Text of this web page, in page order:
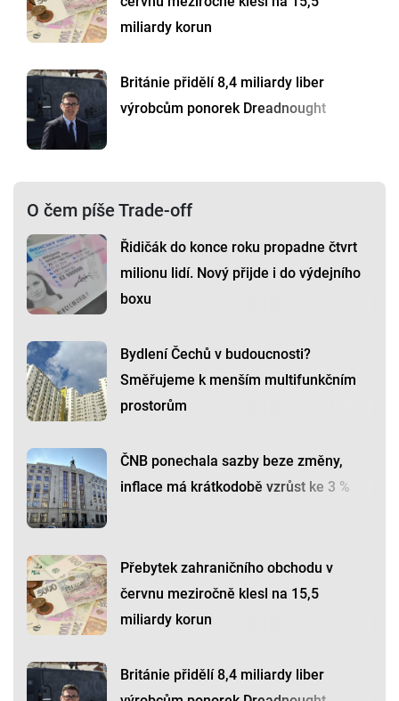
miliardy korun
Británie přidělí 8,4 miliardy liber
výrobcům ponorek Dreadnought
O čem píše Trade-off
Řidičák do konce roku propadne čtvrt
milionu lidí. Nový přijde i do výdejního
boxu
Bydlení Čechů v budoucnosti?
Směřujeme k menším multifunkčním
prostorům
ČNB ponechala sazby beze změny,
inflace má krátkodobě vzrůst ke 3 %
Přebytek zahraničního obchodu v
červnu meziročně klesl na 15,5
miliardy korun
Británie přidělí 8,4 miliardy liber